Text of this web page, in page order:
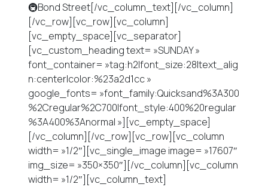
🚇Bond Street[/vc_column_text][/vc_column]
[/vc_row][vc_row][vc_column]
[vc_empty_space][vc_separator]
[vc_custom_heading text= »SUNDAY »
font_container= »tag:h2|font_size:28|text_alig
n:center|color:%23a2d1cc »
google_fonts= »font_family:Quicksand%3A300
%2Cregular%2C700|font_style:400%20regular
%3A400%3Anormal »][vc_empty_space]
[/vc_column][/vc_row][vc_row][vc_column
width= »1/2″][vc_single_image image= »17607″
img_size= »350×350″][/vc_column][vc_column
width= »1/2″][vc_column_text]